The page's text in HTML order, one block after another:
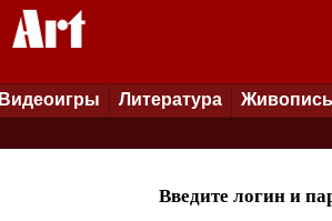
Видеоигры Литература Живопись
Введите логин и